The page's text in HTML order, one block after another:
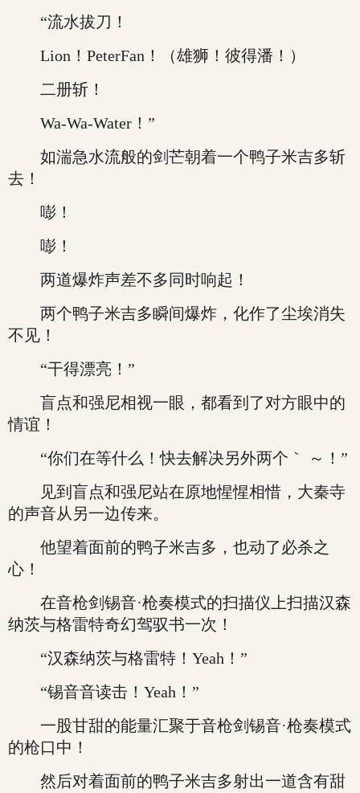
“流水拔刀！
Lion！PeterFan！（雄狮！彼得潘！）
二册斩！
Wa-Wa-Water！”
如湍急水流般的剑芒朝着一个鸭子米吉多斩
去！
嘭！
嘭！
两道爆炸声差不多同时响起！
两个鸭子米吉多瞬间爆炸，化作了尘埃消失
不见！
“干得漂亮！”
盲点和强尼相视一眼，都看到了对方眼中的
情谊！
“你们在等什么！快去解决另外两个｀ ～！”
见到盲点和强尼站在原地惺惺相惜，大秦寺
的声音从另一边传来。
他望着面前的鸭子米吉多，也动了必杀之
心！
在音枪剑锡音·枪奏模式的扫描仪上扫描汉森
纳茨与格雷特奇幻驾驭书一次！
“汉森纳茨与格雷特！Yeah！”
“锡音音读击！Yeah！”
一股甘甜的能量汇聚于音枪剑锡音·枪奏模式
的枪口中！
然后对着面前的鸭子米吉多射出一道含有甜